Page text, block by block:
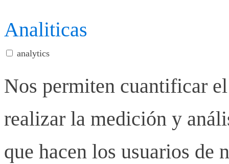
Analiticas
analytics
Nos permiten cuantificar
realizar la medición y
que hacen los usuarios de